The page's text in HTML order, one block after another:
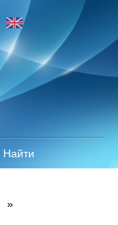
Найти
»